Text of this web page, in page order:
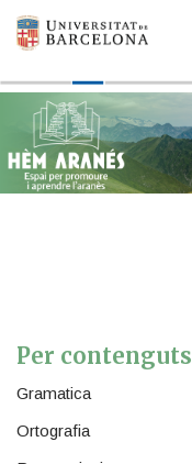
to
content
Per contenguts
Gramatica
Ortografia